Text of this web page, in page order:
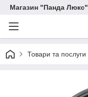
Магазин "Панда Люкс"
Товари та послуги